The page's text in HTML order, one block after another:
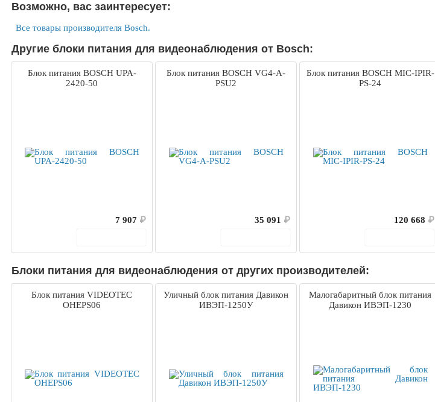
Возможно, вас заинтересует:
Все товары производителя Bosch.
Другие блоки питания для видеонаблюдения от Bosch:
Блок питания BOSCH UPA-
2420-50
7 907 ₽
Блок питания BOSCH VG4-A-
PSU2
35 091 ₽
Блок питания BOSCH MIC-IPIR-
PS-24
120 668 ₽
Блоки питания для видеонаблюдения от других производителей:
Блок питания VIDEOTEC
OHEPS06
Уличный блок питания Давикон
ИВЭП-1250У
Малогабаритный блок питания
Давикон ИВЭП-1230